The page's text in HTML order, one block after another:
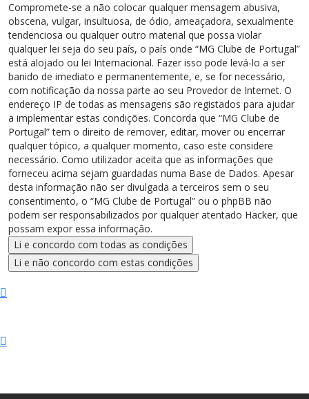
Compromete-se a não colocar qualquer mensagem abusiva,
obscena, vulgar, insultuosa, de ódio, ameaçadora, sexualmente
tendenciosa ou qualquer outro material que possa violar
qualquer lei seja do seu país, o país onde “MG Clube de Portugal”
está alojado ou lei Internacional. Fazer isso pode levá-lo a ser
banido de imediato e permanentemente, e, se for necessário,
com notificação da nossa parte ao seu Provedor de Internet. O
endereço IP de todas as mensagens são registados para ajudar
a implementar estas condições. Concorda que “MG Clube de
Portugal” tem o direito de remover, editar, mover ou encerrar
qualquer tópico, a qualquer momento, caso este considere
necessário. Como utilizador aceita que as informações que
forneceu acima sejam guardadas numa Base de Dados. Apesar
desta informação não ser divulgada a terceiros sem o seu
consentimento, o “MG Clube de Portugal” ou o phpBB não
podem ser responsabilizados por qualquer atentado Hacker, que
possam expor essa informação.